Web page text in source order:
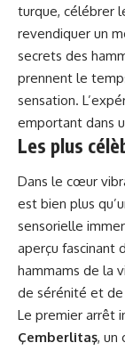
turque, célébrer
revendiquer un
secrets des
prennent le
sensation.
emportant dans
Les plus
Dans le cœur
est bien plus
sensorielle
aperçu fascinant
hammams de la
de sérénité et
Le premier arrêt
Çemberlitaş, un